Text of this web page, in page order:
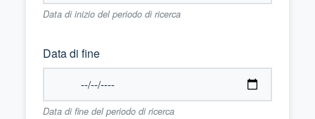
Data di inizio del periodo di ricerca
Data di fine
Data di fine del periodo di ricerca